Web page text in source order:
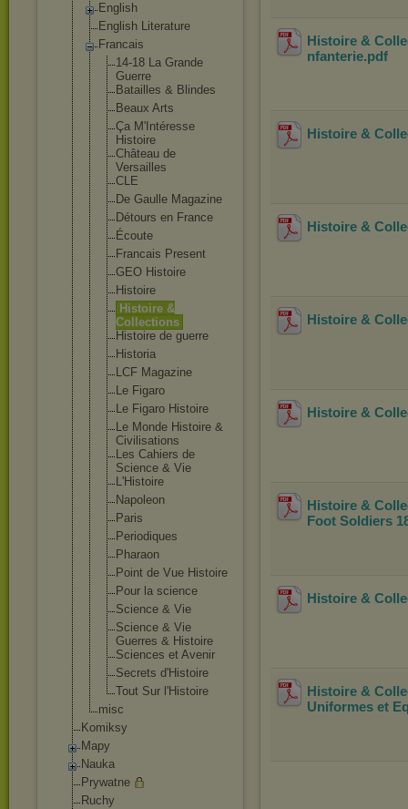
English
English Literature
Francais
14-18 La Grande
Guerre
Batailles & Blindes
Beaux Arts
Ça M'Intéresse
Histoire
Château de
Versailles
CLE
De Gaulle Magazine
Détours en France
Écoute
Francais Present
GEO Histoire
Histoire
Histoire &
Collections
Histoire de guerre
Historia
LCF Magazine
Le Figaro
Le Figaro Histoire
Le Monde Histoire &
Civilisations
Les Cahiers de
Science & Vie
L'Histoire
Napoleon
Paris
Periodiques
Pharaon
Point de Vue Histoire
Pour la science
Science & Vie
Science & Vie
Guerres & Histoire
Sciences et Avenir
Secrets d'Histoire
Tout Sur l'Histoire
misc
Komiksy
Mapy
Nauka
Prywatne
Ruchy
Histoire &
nfanterie.pdf
Histoire &
Histoire &
Histoire &
Histoire &
Histoire &
Foot Soldiers
Histoire &
Histoire &
Uniformes et